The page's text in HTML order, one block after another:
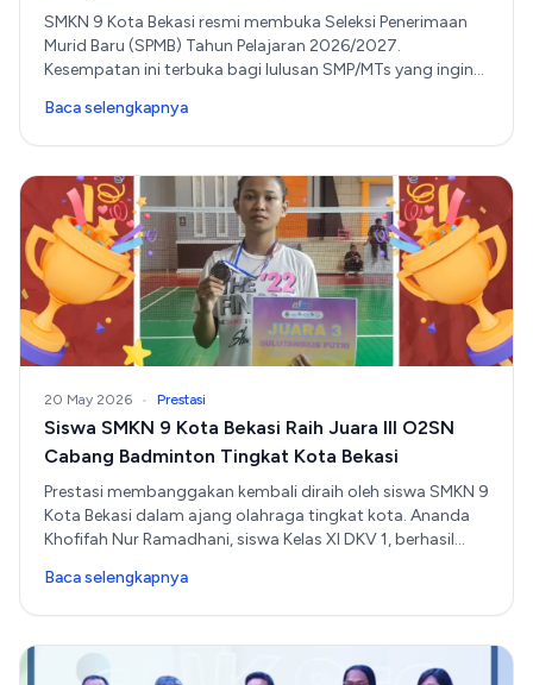
SMKN 9 Kota Bekasi resmi membuka Seleksi Penerimaan
Murid Baru (SPMB) Tahun Pelajaran 2026/2027.
Kesempatan ini terbuka bagi lulusan SMP/MTs yang ingin
kompetensi keahlian unggulan dan siap menghadapi
dunia kerja maupun pendidikan lanjutan.
Baca selengkapnya
20 May 2026 • Prestasi
Siswa SMKN 9 Kota Bekasi Raih Juara III O2SN
Cabang Badminton Tingkat Kota Bekasi
Prestasi membanggakan kembali diraih oleh siswa SMKN 9
Kota Bekasi dalam ajang olahraga tingkat kota. Ananda
Khofifah Nur Ramadhani, siswa Kelas XI DKV 1, berhasil
ajang O2SN Tingkat Kota Bekasi.
Baca selengkapnya